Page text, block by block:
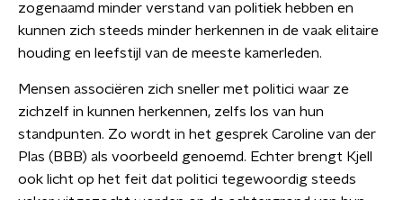
zogenaamd minder verstand van politiek hebben en
kunnen zich steeds minder herkennen in de vaak elitaire
houding en leefstijl van de meeste kamerleden.
Mensen associëren zich sneller met politici waar ze
zichzelf in kunnen herkennen, zelfs los van hun
standpunten. Zo wordt in het gesprek Caroline van der
Plas (BBB) als voorbeeld genoemd. Echter brengt Kjell
ook licht op het feit dat politici tegewoordig steeds